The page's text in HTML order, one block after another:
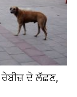
ਦੇ ਲੱਛਣ,